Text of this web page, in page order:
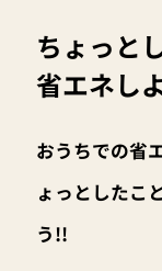
ちょっと
省エネし
おうちでの省
ょっとしたこ
う!!